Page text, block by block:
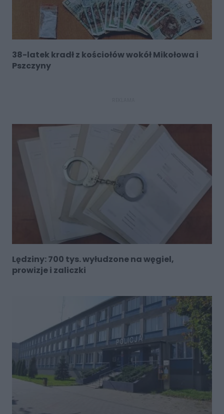
38-latek kradł z kościołów wokół Mikołowa i
Pszczyny
Lędziny: 700 tys. wyłudzone na węgiel,
prowizje i zaliczki